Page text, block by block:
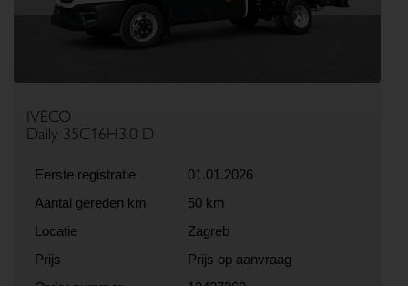
IVECO
Daily 35C16H3.0 D
Eerste registratie
01.01.2026
Aantal gereden km
50 km
Locatie
Zagreb
Prijs
Prijs op aanvraag